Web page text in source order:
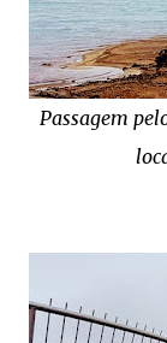
Passagem